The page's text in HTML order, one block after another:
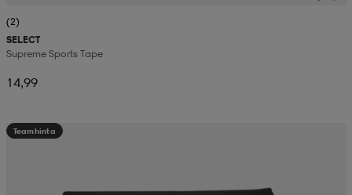
(2)
SELECT
Supreme Sports Tape
14,99
Teamhinta